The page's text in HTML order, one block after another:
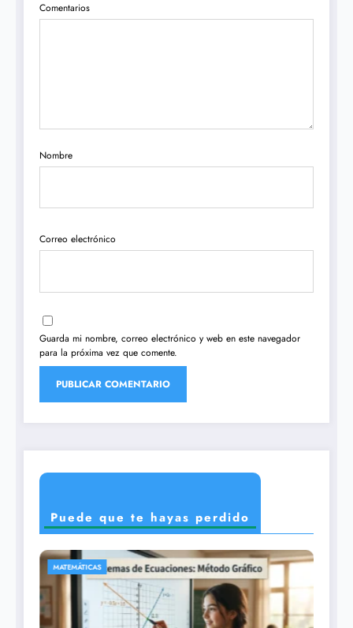
Comentarios
Nombre
Correo electrónico
Guarda mi nombre, correo electrónico y web en este navegador
para la próxima vez que comente.
Puede que te hayas perdido
CIENCIAS